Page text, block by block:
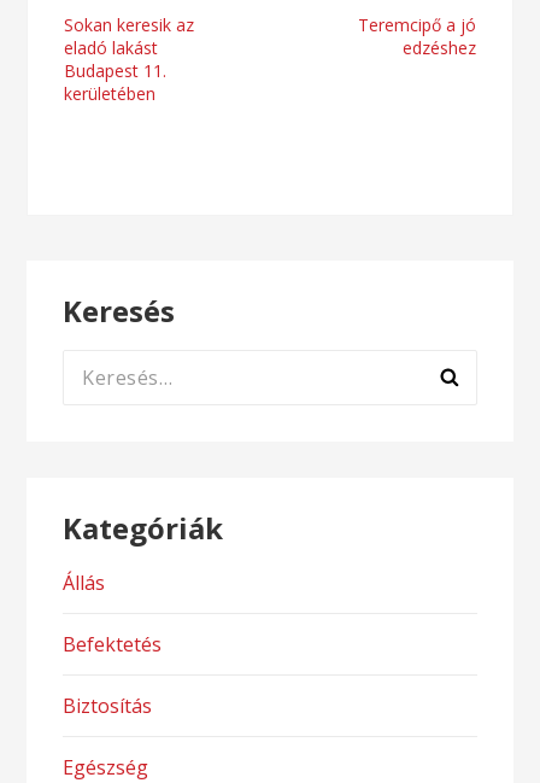
Bejegyzés
navigáció
Sokan keresik az
eladó lakást
Budapest 11.
kerületében
Teremcipő a jó
edzéshez
Keresés
Keresés:
Kategóriák
Állás
Befektetés
Biztosítás
Egészség